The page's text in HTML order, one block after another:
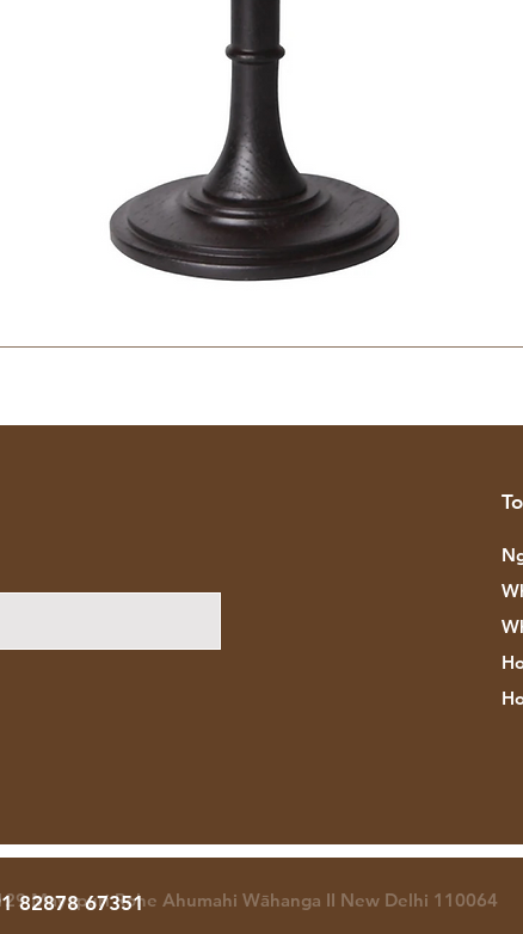
Mayapuri Rohe Ahumahi Wāhanga II New Delhi 110064
82878 67351